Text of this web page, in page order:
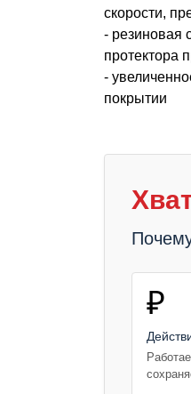
скорости,
- резиновая
протектора
-
покрытии
₽